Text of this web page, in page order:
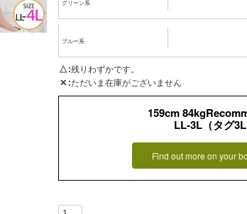
グリーン系
ブルー系
△ 残りわずかです。
✕ ただいま在庫がございません
159cm
LL-3L（タグ3L
Find out more on your